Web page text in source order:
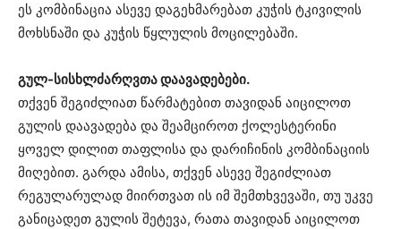
ეს კომბინაცია ასევე დაგეხმარებათ კუჭის ტკივილის
მოხსნაში და კუჭის წყლულის მოცილებაში.
გულ-სისხლძარღვთა დაავადებები.
თქვენ შეგიძლიათ წარმატებით თავიდან აიცილოთ
გულის დაავადება და შეამციროთ ქოლესტერინი
ყოველ დილით თაფლისა და დარიჩინის კომბინაციის
მიღებით. გარდა ამისა, თქვენ ასევე შეგიძლიათ
რეგულარულად მიირთვათ ის იმ შემთხვევაში, თუ უკვე
განიცადეთ გულის შეტევა, რათა თავიდან აიცილოთ